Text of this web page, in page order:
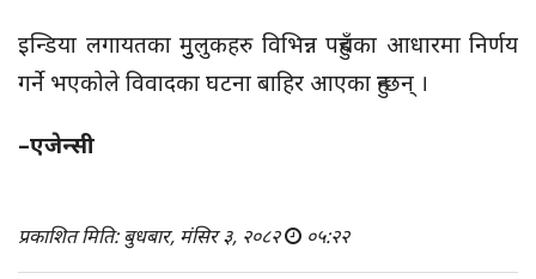
इन्डिया लगायतका मुुलुकहरु विभिन्न पहुँचका आधारमा निर्णय
गर्ने भएकोले विवादका घटना बाहिर आएका हुन्छन् ।
–एजेन्सी
प्रकाशित मिति: बुधबार, मंसिर ३, २०८२ ०५:२२